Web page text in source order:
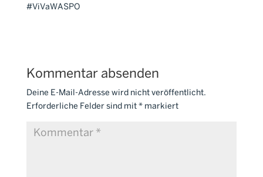
#ViVaWASPO
Kommentar absenden
Deine E-Mail-Adresse wird nicht veröffentlicht.
Erforderliche Felder sind mit *markiert